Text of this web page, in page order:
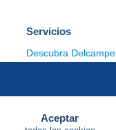
Aceptar
Servicios
Descubra Delcampe